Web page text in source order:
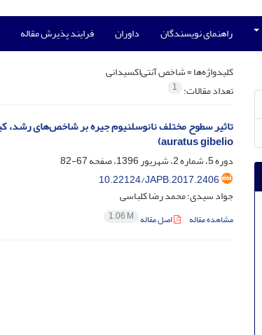
راهنمای نویسندگان داوران فرایند پذیرش مقاله
کلیدواژه‌ها =شاخص آنتی‌اکسیدانی
تعداد مقالات: 1
auratus gibelio)
دوره 5، شماره 2، شهریور 1396، صفحه
67-82
10.22124/JAPB.2017.2406
جواد سیدی؛ محمد رضا کلباسی
مشاهده مقاله اصل مقاله 1.06 M